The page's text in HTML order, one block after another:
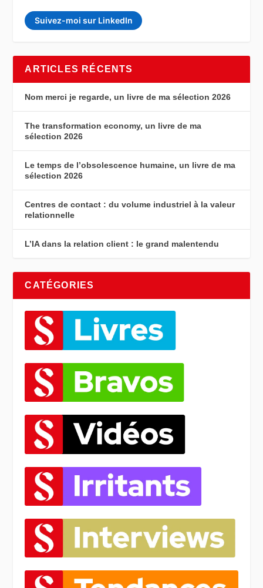
Suivez-moi sur LinkedIn
ARTICLES RÉCENTS
Nom merci je regarde, un livre de ma sélection 2026
The transformation economy, un livre de ma
sélection 2026
Le temps de l’obsolescence humaine, un livre de ma
sélection 2026
Centres de contact : du volume industriel à la valeur
relationnelle
L’IA dans la relation client : le grand malentendu
CATÉGORIES